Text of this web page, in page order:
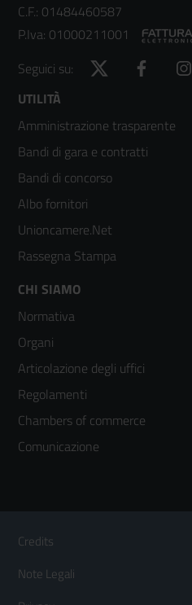
C.F.: 01484460587
P.Iva: 01000211001
Seguici su:
Twitter Facebook
Footer
menù
colonna
2
UTILITÀ
Amministrazione trasparente
Bandi di gara e contratti
Bandi di concorso
Albo fornitori
Unioncamere.Net
Rassegna Stampa
Footer
menù
colonna
3
CHI SIAMO
Normativa
Organi
Articolazione degli uffici
Regolamenti
Chambers of commerce
Comunicazione
Footer
Menù
orizzontale
Credits
Note Legali